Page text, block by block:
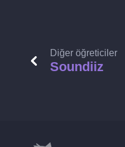
Diğer öğreticiler
Soundiiz